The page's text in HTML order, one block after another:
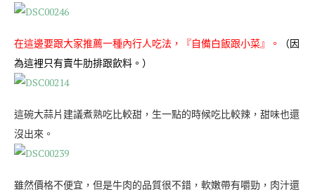
在這邊要跟大家推薦一種內行人吃法，『自備白飯跟小菜』。
（因
為這裡只有賣牛肋排跟飲料。）
這碗大蒜片建議煮熟吃比較甜，生一點的時候吃比較辣，甜味也還
沒出來。
雖然價格不便宜，但是牛肉的品質很不錯，軟嫩帶有嚼勁，肉汁還